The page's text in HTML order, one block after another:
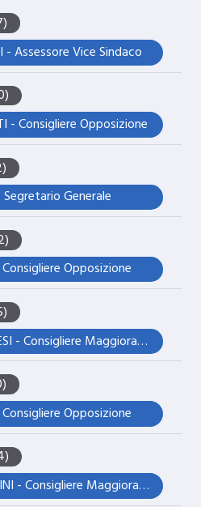
Assessore Vice Sindaco
- Consigliere Opposizione
Generale
Opposizione
Massimo LUCCHESI - Consigliere Maggioranza – Assessore
Opposizione
Michele PELLEGRINI - Consigliere Maggioranza – Presidente del Consiglio